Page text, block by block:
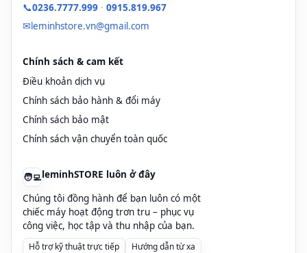
📞0236.7777.999 · 0915.819.967
✉leminhstore.vn@gmail.com
Chính sách & cam kết
Điều khoản dịch vụ
Chính sách bảo hành & đổi máy
Chính sách bảo mật
Chính sách vận chuyển toàn quốc
🧑‍💻leminhSTORE luôn ở đây
Chúng tôi đồng hành để bạn luôn có một
chiếc máy hoạt động trơn tru – phục vụ
công việc, học tập và thu nhập của bạn.
Hỗ trợ kỹ thuật trực tiếp Hướng dẫn từ xa